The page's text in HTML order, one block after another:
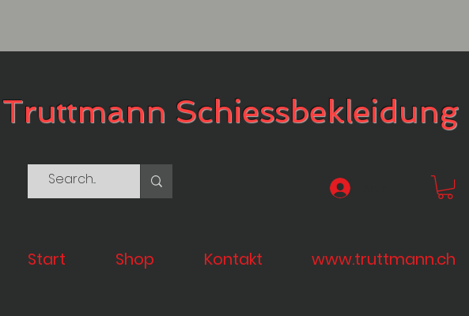
Truttmann Schiessbekleidung
Start Shop Kontakt www.truttmann.ch